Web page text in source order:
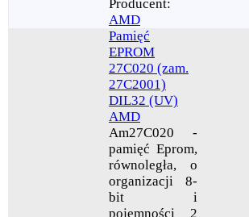
Producent:
AMD
Pamięć
EPROM
27C020 (zam.
27C2001)
DIL32 (UV)
AMD
Am27C020 -
pamięć Eprom,
równoległa, o
organizacji 8-
bit i
pojemności 2